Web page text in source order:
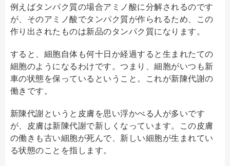
例えばタンパク質の場合アミノ酸に分解されるのです
が、そのアミノ酸でタンパク質が作られるため、この
作り出されたものは新品のタンパク質になります。
すると、細胞自体も何十日か経過すると生まれたての
細胞のようになるわけです。つまり、細胞がいつも新
車の状態を保っているということ。これが新陳代謝の
働きです。
新陳代謝というと皮膚を思い浮かべる人が多いです
が、皮膚は新陳代謝で新しくなっています。この皮膚
の働きも古い細胞が死んで、新しい細胞が生まれてい
る状態のことを指します。